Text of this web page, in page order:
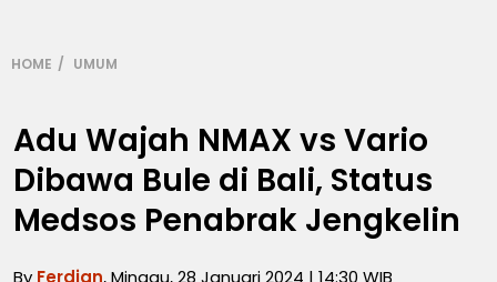
HOME UMUM
Adu Wajah NMAX vs Vario
Dibawa Bule di Bali, Status
Medsos Penabrak Jengkelin
By Ferdian, Minggu, 28 Januari 2024 | 14:30 WIB